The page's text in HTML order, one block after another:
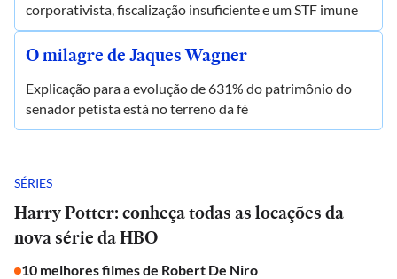
corporativista, fiscalização insuficiente e um STF imune
O milagre de Jaques Wagner
Explicação para a evolução de 631% do patrimônio do
senador petista está no terreno da fé
SÉRIES
Harry Potter: conheça todas as locações da
nova série da HBO
10 melhores filmes de Robert De Niro